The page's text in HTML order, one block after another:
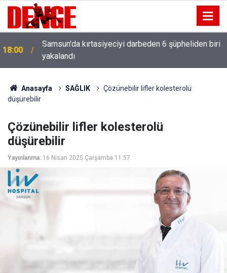
18:00
Samsun'da kırtasiyeciyi darbeden 6 şüpheliden biri
yakalandı
Anasayfa SAĞLIK
Çözünebilir lifler kolesterolü
düşürebilir
Çözünebilir lifler kolesterolü
düşürebilir
Yayınlanma: 16 Nisan 2025 Çarşamba 11:57